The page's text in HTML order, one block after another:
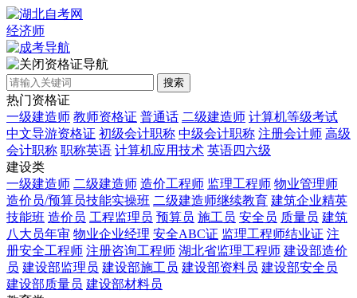
经济师
资格证导航
搜索
热门资格证
一级建造师 教师资格证 普通话 二级建造师 计算机等级考试
中文导游资格证 初级会计职称 中级会计职称 注册会计师 高级
会计职称 职称英语 计算机应用技术 英语四六级
建设类
一级建造师 二级建造师 造价工程师 监理工程师 物业管理师
造价员/预算员技能实操班 二级建造师继续教育 建筑企业精英
技能班 造价员 工程监理员 预算员 施工员 安全员 质量员 建筑
八大员年审 物业企业经理 安全ABC证 监理工程师结业证 注
册安全工程师 注册咨询工程师 湖北省监理工程师 建设部造价
员 建设部监理员 建设部施工员 建设部资料员 建设部安全员
建设部质量员 建设部材料员